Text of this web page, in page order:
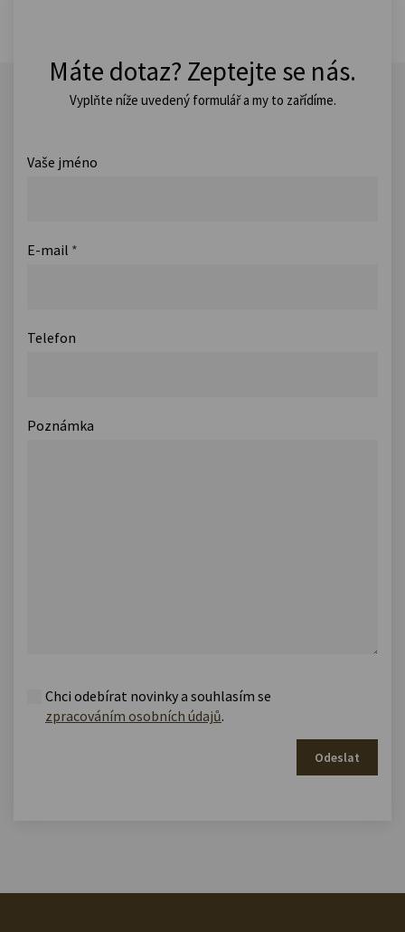
Máte dotaz? Zeptejte se nás.
Vyplňte níže uvedený formulář a my to zařídíme.
Vaše jméno
E-mail *
Telefon
Poznámka
Chci odebírat novinky a souhlasím se
zpracováním osobních údajů.
Odeslat